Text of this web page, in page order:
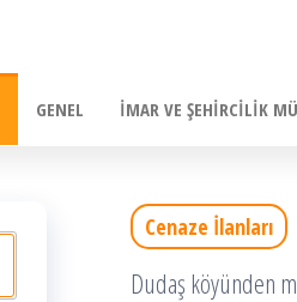
GENEL İMAR VE ŞEHIRCILIK
Cenaze İlanları
Dudaş köyünden